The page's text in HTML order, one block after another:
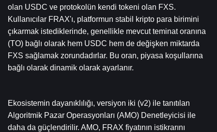
olan USDC ve protokolün kendi tokeni olan FXS.
Kullanıcılar FRAX'ı, platformun stabil kripto para birimini
çıkarmak istediklerinde, genellikle mevcut teminat oranına
(TO) bağlı olarak hem USDC hem de değişken miktarda
FXS sağlamak zorundadırlar. Bu oran, piyasa koşullarına
bağlı olarak dinamik olarak ayarlanır.
Ekosistemin dayanıklılığı, versiyon iki (v2) ile tanıtılan
Algoritmik Pazar Operasyonları (AMO) Denetleyicisi ile
daha da güçlendirilir. AMO, FRAX fiyatının istikrarını